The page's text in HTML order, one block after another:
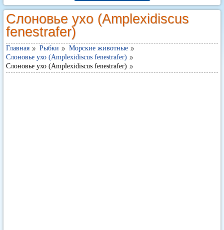
Слоновье ухо (Amplexidiscus
fenestrafer)
Главная Рыбки
Морские животные
Слоновье ухо (Amplexidiscus fenestrafer)
Слоновье ухо (Amplexidiscus fenestrafer)